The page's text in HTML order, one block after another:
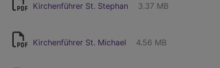
Kirchenführer St. Stephan 3.37 MB
Kirchenführer St. Michael 4.56 MB